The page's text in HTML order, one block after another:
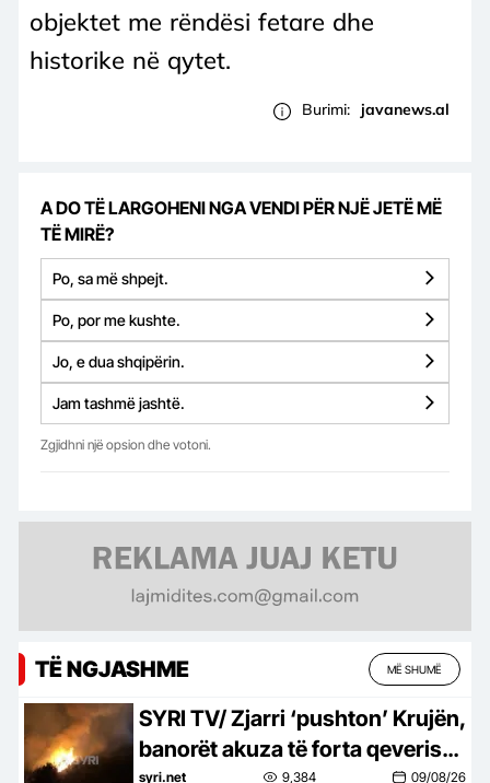
objektet me rëndësi fetare dhe
historike në qytet.
Burimi: javanews.al
A DO TË LARGOHENI NGA VENDI PËR NJË JETË MË
TË MIRË?
Po, sa më shpejt.
Po, por me kushte.
Jo, e dua shqipërin.
Jam tashmë jashtë.
Zgjidhni një opsion dhe votoni.
TË NGJASHME MË SHUMË
SYRI TV/ Zjarri ‘pushton’ Krujën,
banorët akuza të forta qeverisë:
syri.net 9,384 09/08/26